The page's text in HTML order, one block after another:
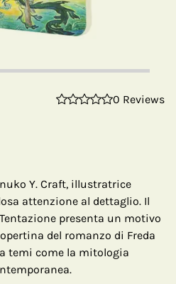
0 Reviews
Y. Craft, illustratrice
attenzione al dettaglio. Il
presenta un motivo
del romanzo di Freda
temi come la mitologia